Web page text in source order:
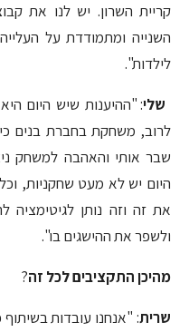
קריית השרון. יש לנו את
השנייה ומתמודדת על
לילדות".
שלי: "ההיענות שיש היום
לרוב, משחקת בחברת בנים כי
שבר אותי והאהבה למשחק
היום יש לא מעט שחקניות,
את זה וזה נותן
ולשפר את ההישגים בו".
מהיכן התקציבים לכל זה?
שרית: "אנחנו עובדות